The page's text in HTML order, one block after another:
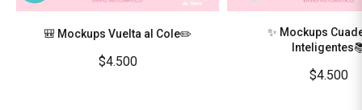
🎒 Mockups Vuelta al Cole✏️
$4.500
✨ Mockups
$4.500